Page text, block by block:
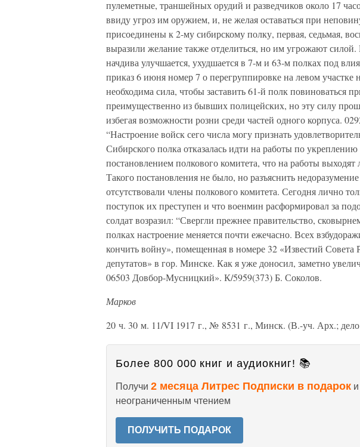
пулеметные, траншейных орудий и разведчиков около 17
ввиду угроз им оружием, и, не желая оставаться при
присоединены к 2-му сибирскому полку, первая, седьмая,
выразили желание также отделиться, но им угрожают силой.
начдива улучшается, ухудшается в 7-м и 63-м полках под
приказ 6 июня номер 7 о перегруппировке на левом
необходима сила, чтобы заставить 61-й полк повиноваться
преимущественно из бывших полицейских, но эту силу
избегая возможности розни среди частей одного корпуса.
“Настроение войск сего числа могу признать
Сибирского полка отказалась идти на работы по
постановлением полкового комитета, что на работы выходят
Такого постановления не было, но разъяснить
отсутствовали члены полкового комитета. Сегодня лично
поступок их преступен и что военмин расформировал за
солдат возразил: “Свергли прежнее правительство,
полках настроение меняется почти ежечасно. Всех
кончить войну», помещенная в номере 32 «Известий Совета
депутатов» в гор. Минске. Как я уже доносил, заметно
06503 Довбор-Мусницкий». К/5959(373) Б. Соколов.
Марков
20 ч. 30 м. 11/VI 1917 г., № 8531 г., Минск. (В.-уч. Арх.;
Более 800 000 книг и аудиокниг! 📚
Получи 2 месяца Литрес Подписки в подарок
неограниченным чтением
ПОЛУЧИТЬ ПОДАРОК